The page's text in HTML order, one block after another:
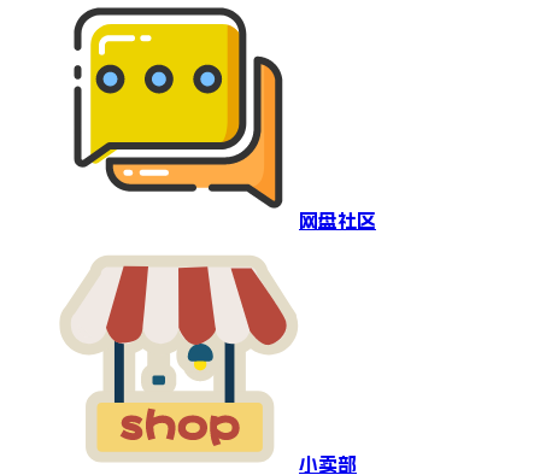
网盘社区
小卖部